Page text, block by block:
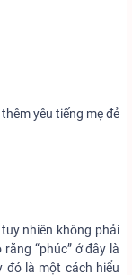
yêu tiếng mẹ đẻ
nhiên không phải
“phúc” ở đây là
đó là một cách hiểu